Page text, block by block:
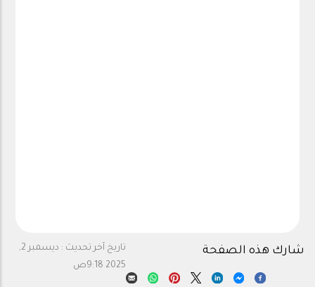
تاريخ آخر تحديث :
ديسمبر 2,
2025 9:18ص
شارك هذه الصفحة